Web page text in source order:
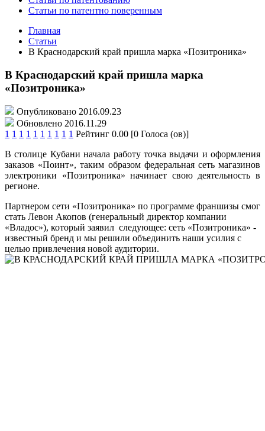
Статьи по патентно поверенным
Главная
Статьи
В Краснодарский край пришла марка «Позитроника»
В Краснодарский край пришла марка
«Позитроника»
Опубликовано 2016.09.23
Обновлено 2016.11.29
1 1 1 1 1 1 1 1 1 1 Рейтинг 0.00 [0 Голоса (ов)]
В столице Кубани начала работу точка выдачи и оформления
заказов «Поинт», таким образом федеральная сеть магазинов
электроники «Позитроника» начинает свою деятельность в
регионе.
Партнером сети «Позитроника» по программе франшизы смог
стать Левон Акопов (генеральный директор компании
«Владос»), который заявил следующее: сеть «Позитроника» -
известный бренд и мы решили объединить наши усилия с
целью привлечения новой аудитории.